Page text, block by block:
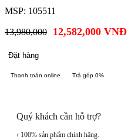
MSP: 105511
13,980,000 12,582,000 VNĐ
Đặt hàng
Thanh toán online Trả góp 0%
Quý khách cần hỗ trợ?
› 100% sản phẩm chính hãng.